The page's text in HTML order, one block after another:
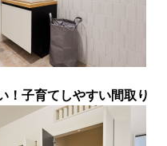
！子育てしやすい間取り